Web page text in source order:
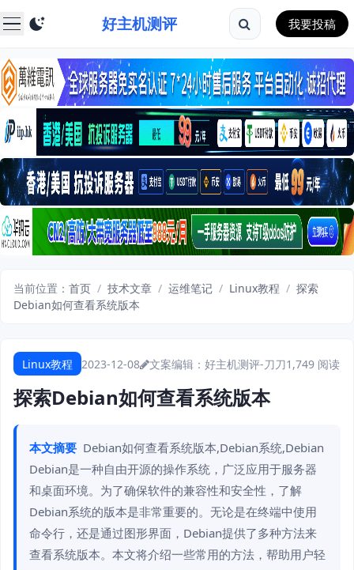
好主机测评 我要投稿
当前位置： 首页 / 技术文章 / 运维笔记 / Linux教程 / 探索
Debian如何查看系统版本
Linux教程 2023-12-08 文案编辑：好主机测评-刀刀1,749 阅读
探索Debian如何查看系统版本
本文摘要 Debian如何查看系统版本,Debian系统,Debian
Debian是一种自由开源的操作系统，广泛应用于服务器
和桌面环境。为了确保软件的兼容性和安全性，了解
Debian系统的版本是非常重要的。无论是在终端中使用
命令行，还是通过图形界面，Debian提供了多种方法来
查看系统版本。本文将介绍一些常用的方法，帮助用户轻